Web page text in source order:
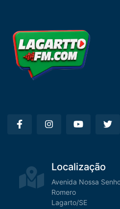
Localização
Avenida Nossa
Romero
Lagarto/SE